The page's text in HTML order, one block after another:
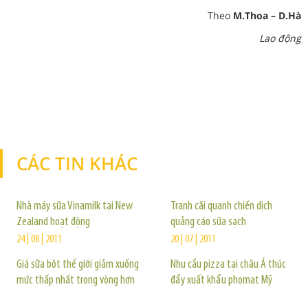
Theo M.Thoa – D.Hà
Lao động
CÁC TIN KHÁC
Nhà máy sữa Vinamilk tại New
Zealand hoạt động
24 | 08 | 2011
Giá sữa bột thế giới giảm xuống
mức thấp nhất trong vòng hơn
Tranh cãi quanh chiến dịch
quảng cáo sữa sạch
20 | 07 | 2011
Nhu cầu pizza tại châu Á thúc
đẩy xuất khẩu phomat Mỹ